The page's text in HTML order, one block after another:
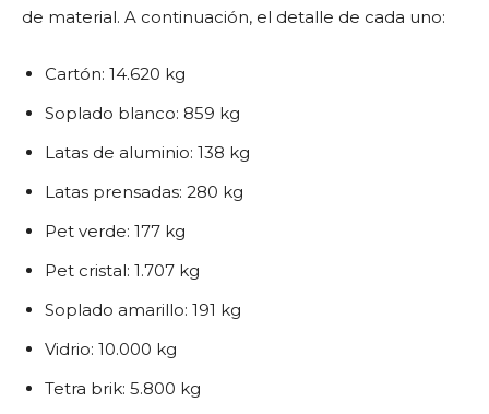
de material. A continuación, el detalle de cada uno:
Cartón: 14.620 kg
Soplado blanco: 859 kg
Latas de aluminio: 138 kg
Latas prensadas: 280 kg
Pet verde: 177 kg
Pet cristal: 1.707 kg
Soplado amarillo: 191 kg
Vidrio: 10.000 kg
Tetra brik: 5.800 kg